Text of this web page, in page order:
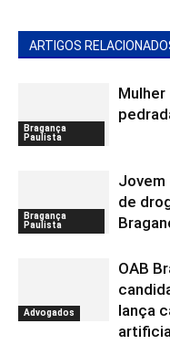
ARTIGOS
Bragança
Paulista
Bragança
Paulista
Jovem
de
Advogados
OAB
lança